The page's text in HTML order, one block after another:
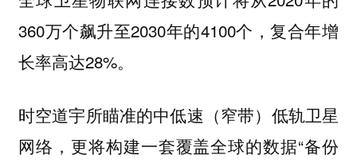
360万个飙升至2030年的4100个，复合年增
长率高达28%。
时空道宇所瞄准的中低速（窄带）低轨卫星
网络，更将构建一套覆盖全球的数据“备份